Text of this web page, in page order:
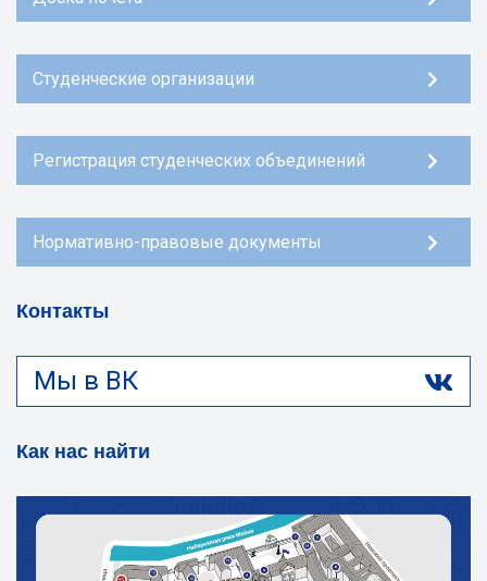
Студенческие организации
Регистрация студенческих объединений
Нормативно-правовые документы
Контакты
Мы в ВК
Как нас найти